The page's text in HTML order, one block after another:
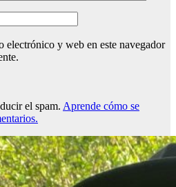
electrónico y web en este navegador
el spam. Aprende cómo se